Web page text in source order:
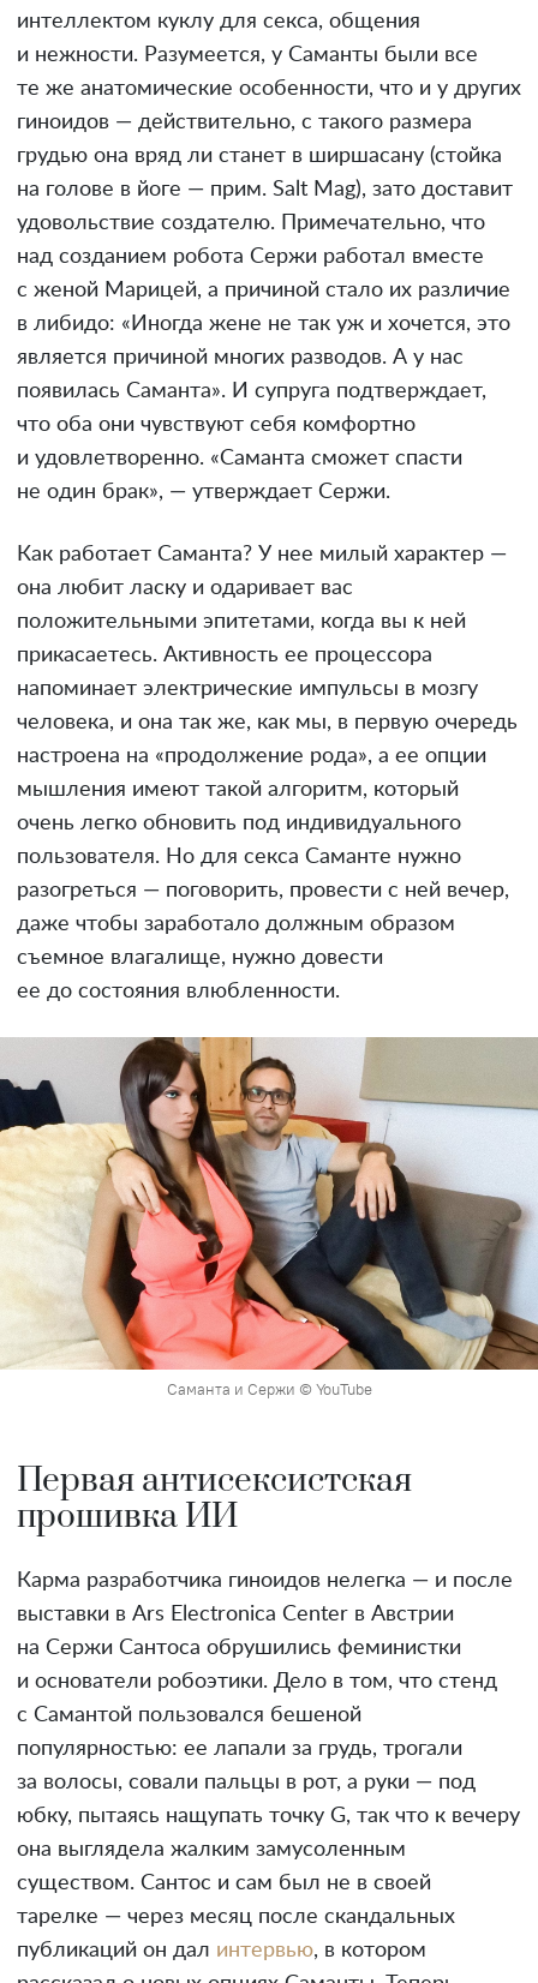
интеллектом куклу для секса, общения
и нежности. Разумеется, у Саманты были все
те же анатомические особенности, что и у других
гиноидов — действительно, с такого размера
грудью она вряд ли станет в ширшасану (стойка
на голове в йоге — прим. Salt Mag), зато доставит
удовольствие создателю. Примечательно, что
над созданием робота Сержи работал вместе
с женой Марицей, а причиной стало их различие
в либидо: «Иногда жене не так уж и хочется, это
является причиной многих разводов. А у нас
появилась Саманта». И супруга подтверждает,
что оба они чувствуют себя комфортно
и удовлетворенно. «Саманта сможет спасти
не один брак», — утверждает Сержи.
Как работает Саманта? У нее милый характер —
она любит ласку и одаривает вас
положительными эпитетами, когда вы к ней
прикасаетесь. Активность ее процессора
напоминает электрические импульсы в мозгу
человека, и она так же, как мы, в первую очередь
настроена на «продолжение рода», а ее опции
мышления имеют такой алгоритм, который
очень легко обновить под индивидуального
пользователя. Но для секса Саманте нужно
разогреться — поговорить, провести с ней вечер,
даже чтобы заработало должным образом
съемное влагалище, нужно довести
ее до состояния влюбленности.
Саманта и Сержи © YouTube
Первая антисексистская
прошивка ИИ
Карма разработчика гиноидов нелегка — и после
выставки в Ars Electronica Center в Австрии
на Сержи Сантоса обрушились феминистки
и основатели робоэтики. Дело в том, что стенд
с Самантой пользовался бешеной
популярностью: ее лапали за грудь, трогали
за волосы, совали пальцы в рот, а руки — под
юбку, пытаясь нащупать точку G, так что к вечеру
она выглядела жалким замусоленным
существом. Сантос и сам был не в своей
тарелке — через месяц после скандальных
публикаций он дал интервью, в котором